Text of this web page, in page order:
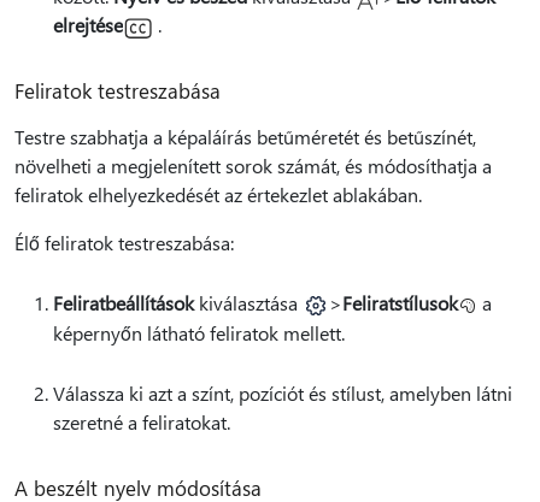
elrejtése
.
Feliratok testreszabása
Testre szabhatja a képaláírás betűméretét és betűszínét,
növelheti a megjelenített sorok számát, és módosíthatja a
feliratok elhelyezkedését az értekezlet ablakában.
Élő feliratok testreszabása:
Feliratbeállításokkiválasztása >Feliratstílusok
a
képernyőn látható feliratok mellett.
Válassza ki azt a színt, pozíciót és stílust, amelyben látni
szeretné a feliratokat.
A beszélt nyelv módosítása